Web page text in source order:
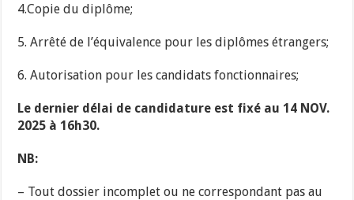
4.Copie du diplôme;
5. Arrêté de l’équivalence pour les diplômes étrangers;
6. Autorisation pour les candidats fonctionnaires;
Le dernier délai de candidature est fixé au 14 NOV.
2025 à 16h30.
NB:
– Tout dossier incomplet ou ne correspondant pas au